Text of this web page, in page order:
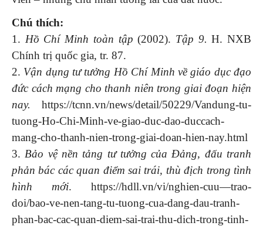
Chú thích:
1. Hồ Chí Minh toàn tập (2002). Tập 9. H. NXB
Chính trị quốc gia, tr. 87.
2. Vận dụng tư tưởng Hồ Chí Minh về giáo dục đạo
đức cách mạng cho thanh niên trong giai đoạn hiện
nay. https://tcnn.vn/news/detail/50229/Vandung-tu-
tuong-Ho-Chi-Minh-ve-giao-duc-dao-duccach-
mang-cho-thanh-nien-trong-giai-doan-hien-nay.html
3. Bảo vệ nền tảng tư tưởng của Đảng, đấu tranh
phản bác các quan điểm sai trái, thù địch trong tình
hình mới. https://hdll.vn/vi/nghien-cuu—trao-
doi/bao-ve-nen-tang-tu-tuong-cua-dang-dau-tranh-
phan-bac-cac-quan-diem-sai-trai-thu-dich-trong-tinh-